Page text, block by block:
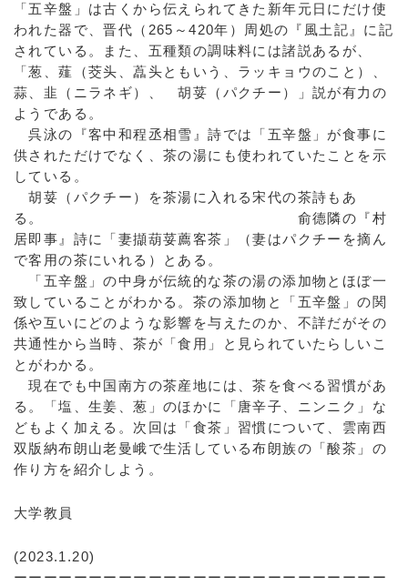
「五辛盤」は古くから伝えられてきた新年元日にだけ使
われた器で、晋代（265～420年）周処の『風土記』に記
されている。また、五種類の調味料には諸説あるが、
「葱、薤（茭头、藠头ともいう、ラッキョウのこと）、
蒜、韭（ニラネギ）、 胡荽（パクチー）」説が有力の
ようである。
呉泳の『客中和程丞相雪』詩では「五辛盤」が食事に
供されただけでなく、茶の湯にも使われていたことを示
している。
胡荽（パクチー）を茶湯に入れる宋代の茶詩もあ
る。 俞德隣の『村
居即事』詩に「妻擷葫荽薦客茶」（妻はパクチーを摘ん
で客用の茶にいれる）とある。
「五辛盤」の中身が伝統的な茶の湯の添加物とほぼ一
致していることがわかる。茶の添加物と「五辛盤」の関
係や互いにどのような影響を与えたのか、不詳だがその
共通性から当時、茶が「食用」と見られていたらしいこ
とがわかる。
現在でも中国南方の茶産地には、茶を食べる習慣があ
る。「塩、生姜、葱」のほかに「唐辛子、ニンニク」な
どもよく加える。次回は「食茶」習慣について、雲南西
双版納布朗山老曼峨で生活している布朗族の「酸茶」の
作り方を紹介しよう。
大学教員
(2023.1.20)
ーーーーーーーーーーーーーーーーーーーーーーーーー